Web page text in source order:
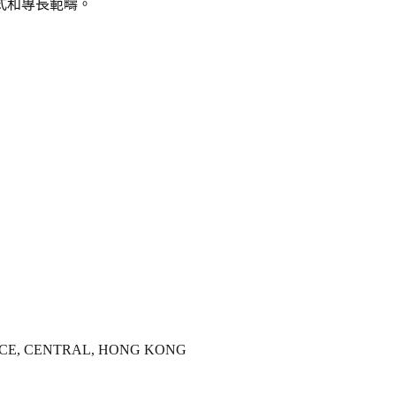
專長範疇。
CENTRAL, HONG KONG